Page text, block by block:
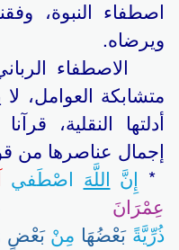
اصطفاء النبوة،
ويرضاه.
الاصطفاء
متشابكة العوامل، لا
أدلتها النقلية،
إجمال عناصرها من
* إِنَّ اللَّهَ اصْطَفي
عِمْرَانَ
ذُرِّيَّةً بَعْضُهَا مِنْبَعْضٍ